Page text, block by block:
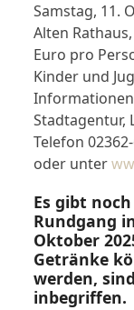
Samstag, 11.
Alten
Euro pro
Kinder und
Stadtagentur,
Telefon
oder unter
Es gibt
Rundgang
Oktober
Getränke
werden,
inbegriffen.